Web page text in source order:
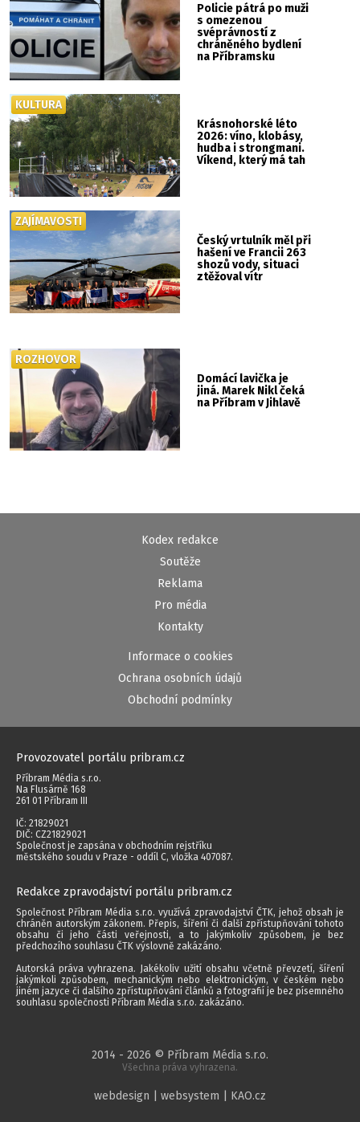
Policie pátrá po muži
s omezenou
svéprávností z
chráněného bydlení
na Příbramsku
Krásnohorské léto
2026: víno, klobásy,
hudba i strongmani.
Víkend, který má tah
KULTURA
Český vrtulník měl při
hašení ve Francii 263
shozů vody, situaci
ztěžoval vítr
ZAJÍMAVOSTI
Domácí lavička je
jiná. Marek Nikl čeká
na Příbram v Jihlavě
ROZHOVOR
Kodex redakce
Soutěže
Reklama
Pro média
Kontakty
Informace o cookies
Ochrana osobních údajů
Obchodní podmínky
Provozovatel portálu pribram.cz
Příbram Média s.r.o.
Na Flusárně 168
261 01 Příbram III
IČ: 21829021
DIČ: CZ21829021
Společnost je zapsána v obchodním rejstříku
městského soudu v Praze - oddíl C, vložka 407087.
Redakce zpravodajství portálu pribram.cz
Společnost Příbram Média s.r.o. využívá zpravodajství ČTK, jehož obsah je
chráněn autorským zákonem. Přepis, šíření či další zpřístupňování tohoto
obsahu či jeho části veřejnosti, a to jakýmkoliv způsobem, je bez
předchozího souhlasu ČTK výslovně zakázáno.
Autorská práva vyhrazena. Jakékoliv užití obsahu včetně převzetí, šíření
jakýmkoli způsobem, mechanickým nebo elektronickým, v českém nebo
jiném jazyce či dalšího zpřístupňování článků a fotografií je bez písemného
souhlasu společnosti Příbram Média s.r.o. zakázáno.
2014 - 2026 © Příbram Média s.r.o.
Všechna práva vyhrazena.
webdesign | websystem | KAO.cz